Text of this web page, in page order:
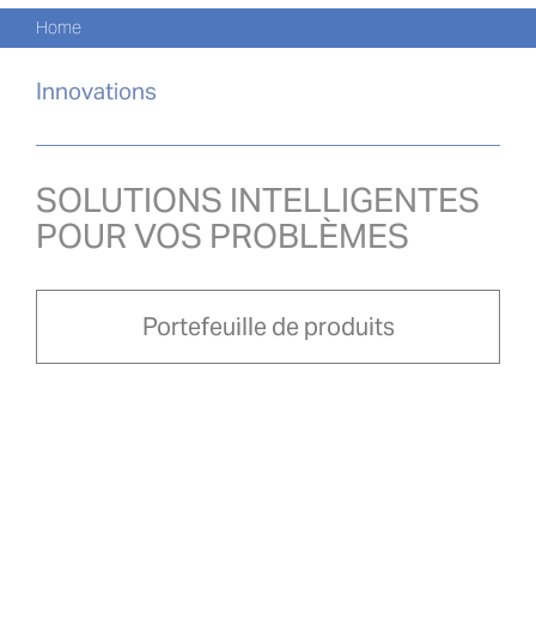
Skip
to
content
Home
Innovations
SOLUTIONS INTELLIGENTES
POUR VOS PROBLÈMES
Portefeuille de produits